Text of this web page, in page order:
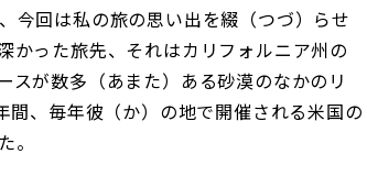
今回は私の旅の思い出を綴（つづ）らせ
かった旅先、それはカリフォルニア州の
スが数多（あまた）ある砂漠のなかのリ
、毎年彼（か）の地で開催される米国の
。